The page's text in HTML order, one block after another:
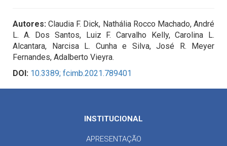
Autores: Claudia F. Dick, Nathália Rocco Machado, André
L. A. Dos Santos, Luiz F. Carvalho Kelly, Carolina L.
Alcantara, Narcisa L. Cunha e Silva, José R. Meyer
Fernandes, Adalberto Vieyra.
DOI: 10.3389; fcimb.2021.789401
INSTITUCIONAL
APRESENTAÇÃO